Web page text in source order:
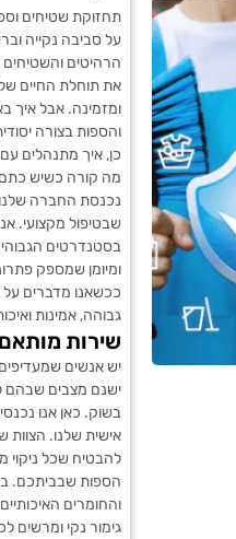
תחזוקת שטיחים
על סביבה נקייה
הרהיטים
את תוחלת החיים
ומזמינה. אבל איך
והספות בצורה
כן, איך מתנהלים
מה קורה כשיש
נכנסת החברה שלנו,
שבטיפול מקצועי.
בסטנדרטים
ומיומן שמספק
ככשאנו מדברים על
גבוהה, אמינות
שירות
יש אנשים
ישנם מצבים שבהם
בשוק. כאן אנו
אישית שלנו. הצוות
להבטיח שכל ניקוי
הספות שבביתכם.
והחומרים
גימור נקי ומרשים